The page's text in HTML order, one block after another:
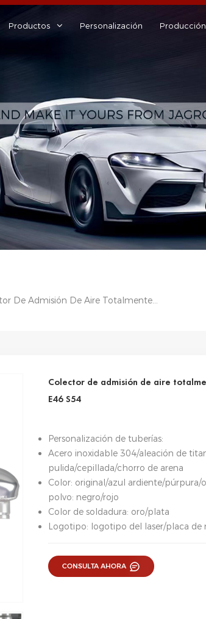
Productos Personalización Producción
Colector De Admisión De Aire Totalmente De Aluminio Para BMW M3 E46 S54
Colector de admisión de aire
E46 S54
Personalización de tuberías:
Acero inoxidable 304/aleación de
pulida/cepillada/chorro de arena
Color: original/azul ardiente/
polvo: negro/rojo
Color de soldadura: oro/plata
Logotipo: logotipo del laser/placa
CONSULTA AHORA